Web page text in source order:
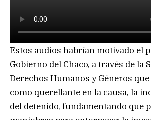
Estos audios habrían motivado el
Gobierno del Chaco, a través de la
Derechos Humanos y Géneros
como querellante en la causa, la
del detenido, fundamentando que